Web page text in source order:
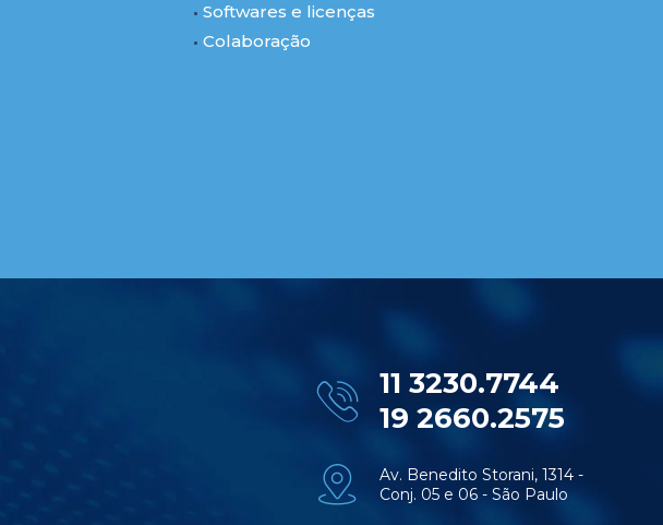
Softwares e licenças
Colaboração
11 3230.7744
19 2660.2575
Av. Benedito Storani, 1314 -
Conj. 05 e 06 - São Paulo